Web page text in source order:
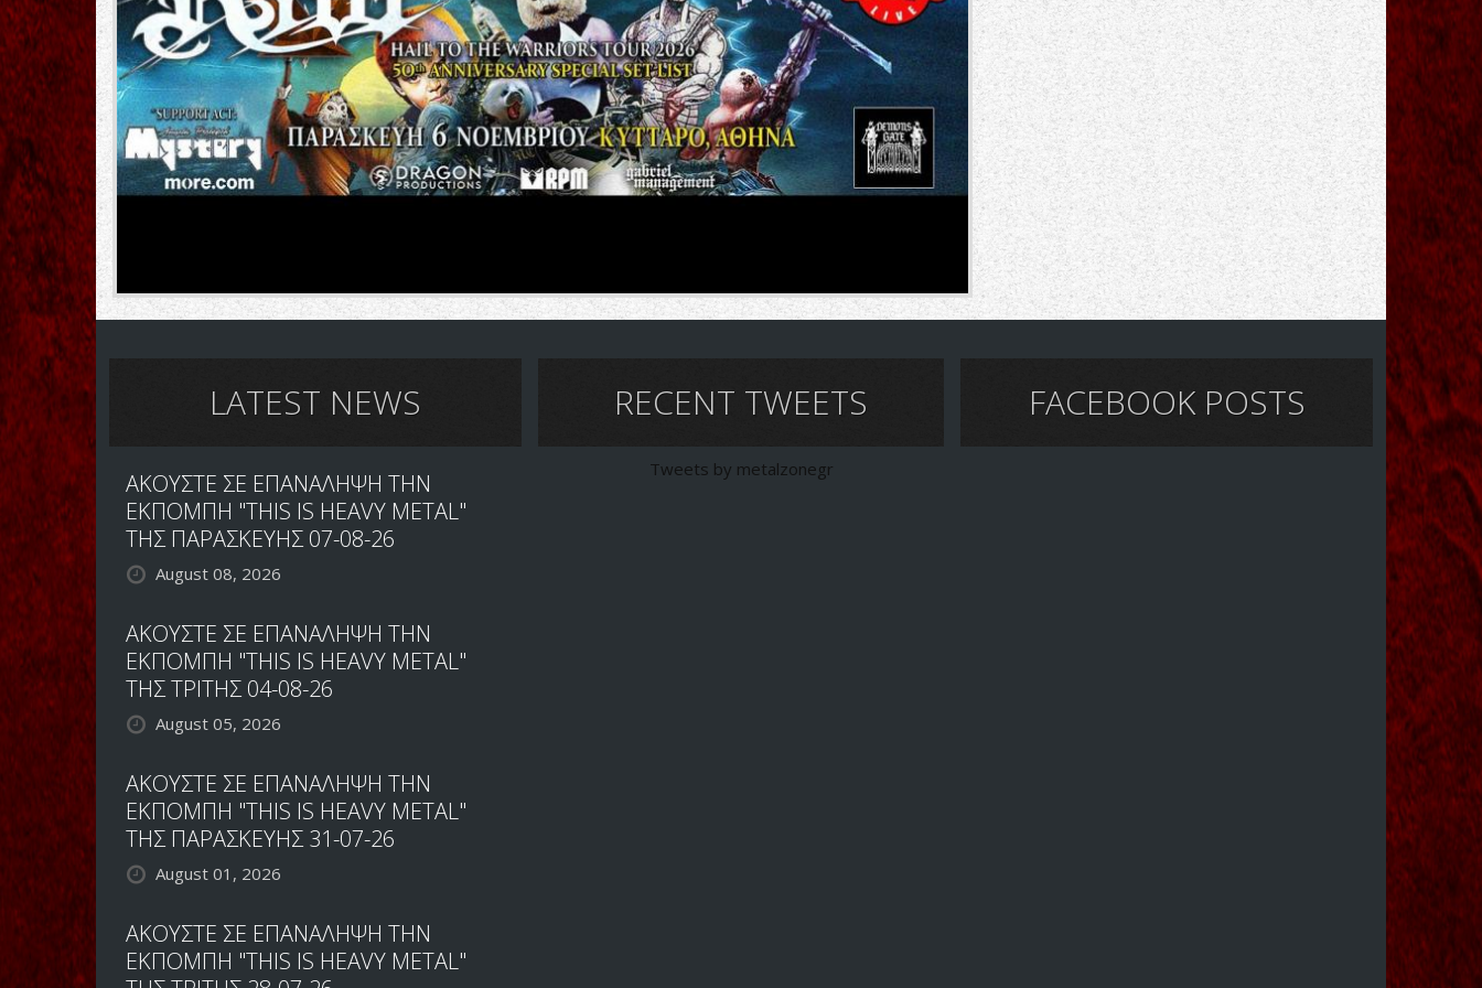
LATEST NEWS
ΑΚΟΥΣΤΕ ΣΕ ΕΠΑΝΑΛΗΨΗ ΤΗΝ
ΕΚΠΟΜΠΗ "THIS IS HEAVY METAL"
ΤΗΣ ΠΑΡΑΣΚΕΥΗΣ 07-08-26
August 08, 2026
ΑΚΟΥΣΤΕ ΣΕ ΕΠΑΝΑΛΗΨΗ ΤΗΝ
ΕΚΠΟΜΠΗ "THIS IS HEAVY METAL"
ΤΗΣ ΤΡΙΤΗΣ 04-08-26
August 05, 2026
ΑΚΟΥΣΤΕ ΣΕ ΕΠΑΝΑΛΗΨΗ ΤΗΝ
ΕΚΠΟΜΠΗ "THIS IS HEAVY METAL"
ΤΗΣ ΠΑΡΑΣΚΕΥΗΣ 31-07-26
August 01, 2026
ΑΚΟΥΣΤΕ ΣΕ ΕΠΑΝΑΛΗΨΗ ΤΗΝ
ΕΚΠΟΜΠΗ "THIS IS HEAVY METAL"
RECENT TWEETS
Tweets by metalzonegr
FACEBOOK POSTS